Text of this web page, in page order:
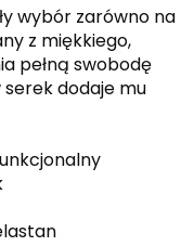
wybór zarówno na
z miękkiego,
pełną swobodę
dodaje mu